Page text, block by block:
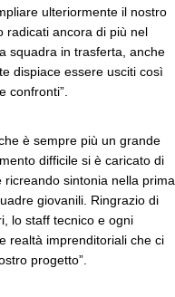
ulteriormente il nostro
radicati ancora di più nel
squadra in trasferta, anche
dispiace essere usciti così
confronti”.
è sempre più un grande
difficile si è caricato di
sintonia nella prima
giovanili. Ringrazio di
lo staff tecnico e ogni
realtà imprenditoriali che ci
progetto”.